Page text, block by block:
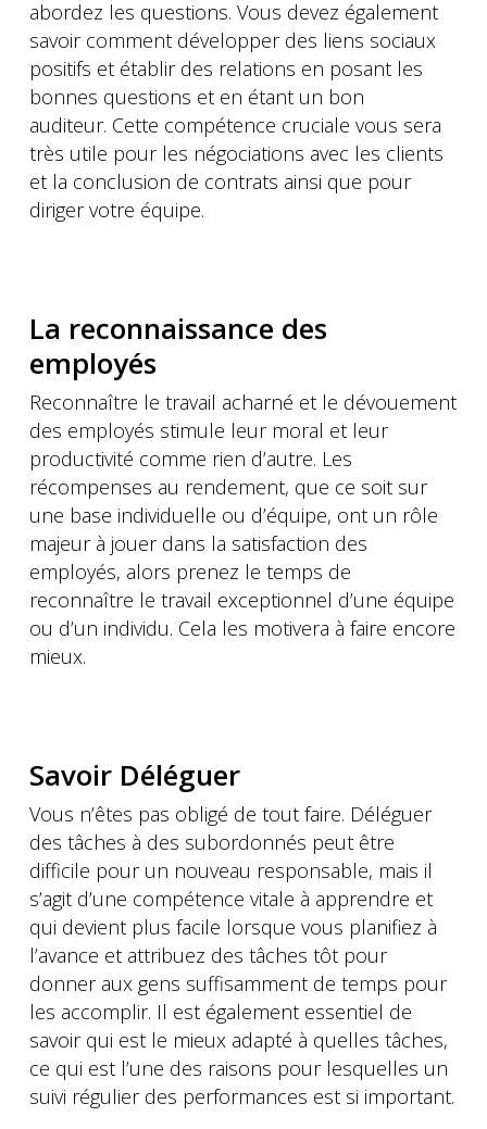
abordez les questions. Vous devez également
savoir comment développer des liens sociaux
positifs et établir des relations en posant les
bonnes questions et en étant un bon
auditeur. Cette compétence cruciale vous sera
très utile pour les négociations avec les clients
et la conclusion de contrats ainsi que pour
diriger votre équipe.
La reconnaissance des
employés
Reconnaître le travail acharné et le dévouement
des employés stimule leur moral et leur
productivité comme rien d’autre. Les
récompenses au rendement, que ce soit sur
une base individuelle ou d’équipe, ont un rôle
majeur à jouer dans la satisfaction des
employés, alors prenez le temps de
reconnaître le travail exceptionnel d’une équipe
ou d’un individu. Cela les motivera à faire encore
mieux.
Savoir Déléguer
Vous n’êtes pas obligé de tout faire. Déléguer
des tâches à des subordonnés peut être
difficile pour un nouveau responsable, mais il
s’agit d’une compétence vitale à apprendre et
qui devient plus facile lorsque vous planifiez à
l’avance et attribuez des tâches tôt pour
donner aux gens suffisamment de temps pour
les accomplir. Il est également essentiel de
savoir qui est le mieux adapté à quelles tâches,
ce qui est l’une des raisons pour lesquelles un
suivi régulier des performances est si important.